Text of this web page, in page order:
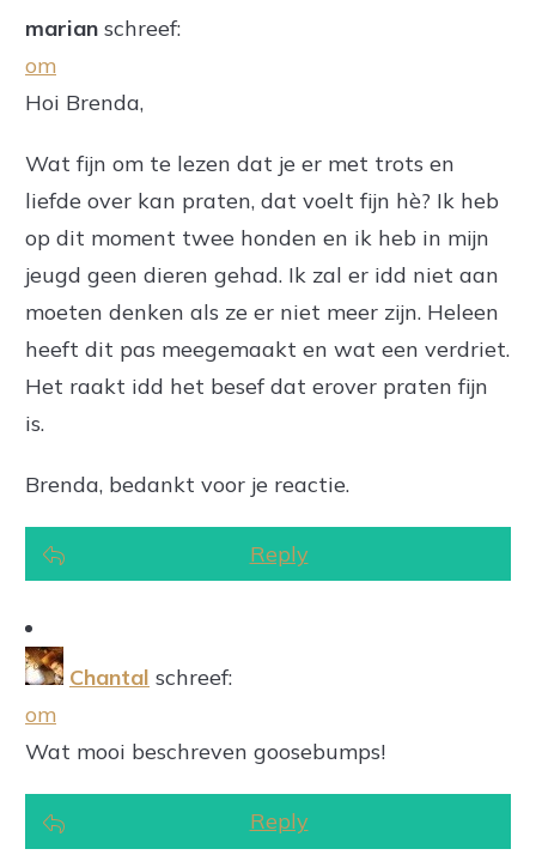
marian schreef:
om
Hoi Brenda,
Wat fijn om te lezen dat je er met trots en
liefde over kan praten, dat voelt fijn hè? Ik heb
op dit moment twee honden en ik heb in mijn
jeugd geen dieren gehad. Ik zal er idd niet aan
moeten denken als ze er niet meer zijn. Heleen
heeft dit pas meegemaakt en wat een verdriet.
Het raakt idd het besef dat erover praten fijn
is.
Brenda, bedankt voor je reactie.
Reply
Chantal schreef:
om
Wat mooi beschreven goosebumps!
Reply